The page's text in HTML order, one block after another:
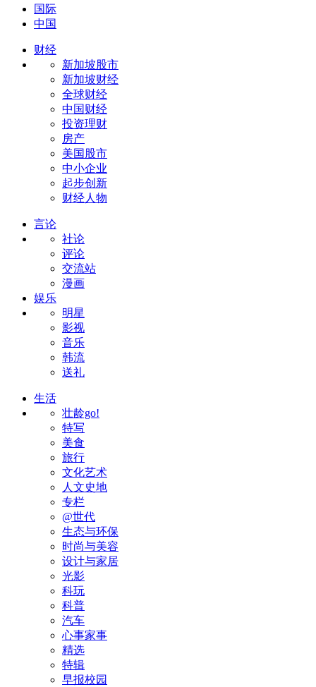
国际
中国
财经
新加坡股市
新加坡财经
全球财经
中国财经
投资理财
房产
美国股市
中小企业
起步创新
财经人物
言论
社论
评论
交流站
漫画
娱乐
明星
影视
音乐
韩流
送礼
生活
壮龄go!
特写
美食
旅行
文化艺术
人文史地
专栏
@世代
生态与环保
时尚与美容
设计与家居
光影
科玩
科普
汽车
心事家事
精选
特辑
早报校园